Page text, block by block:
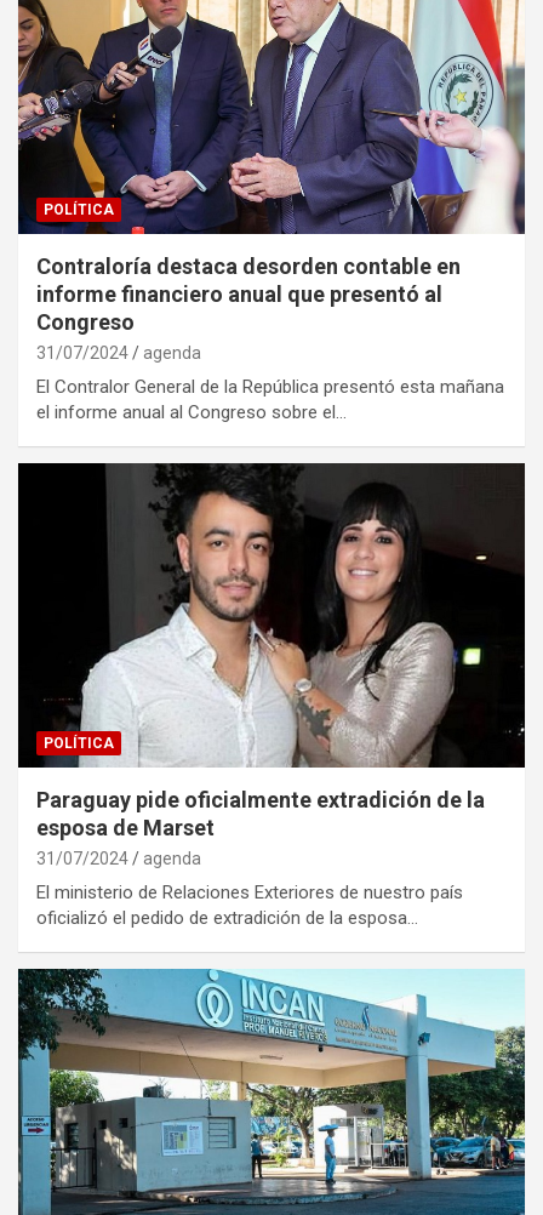
POLÍTICA
Contraloría destaca desorden contable en
informe financiero anual que presentó al
Congreso
31/07/2024 agenda
El Contralor General de la República presentó esta mañana
el informe anual al Congreso sobre el…
POLÍTICA
Paraguay pide oficialmente extradición de la
esposa de Marset
31/07/2024 agenda
El ministerio de Relaciones Exteriores de nuestro país
oficializó el pedido de extradición de la esposa…